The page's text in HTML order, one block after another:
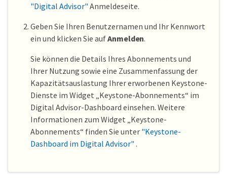
"Digital Advisor" Anmeldeseite.
Geben Sie Ihren Benutzernamen und Ihr Kennwort
ein und klicken Sie aufAnmelden.
Sie können die Details Ihres Abonnements und
Ihrer Nutzung sowie eine Zusammenfassung der
Kapazitätsauslastung Ihrer erworbenen Keystone-
Dienste im Widget „Keystone-Abonnements“ im
Digital Advisor-Dashboard einsehen. Weitere
Informationen zum Widget „Keystone-
Abonnements“ finden Sie unter "Keystone-
Dashboard im Digital Advisor" .